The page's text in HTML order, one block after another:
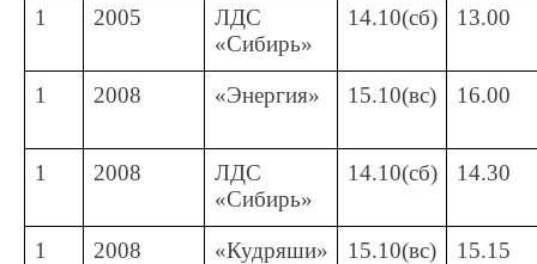
1 2005
ЛДС
«Сибирь»
14.10(сб) 13.00
1 2008 «Энергия» 15.10(вс) 16.00
1 2008
ЛДС
«Сибирь»
14.10(сб) 14.30
1 2008 «Кудряши» 15.10(вс) 15.15